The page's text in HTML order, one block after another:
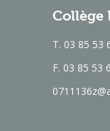
Collège
T. 03 85 53
F. 03 85 53